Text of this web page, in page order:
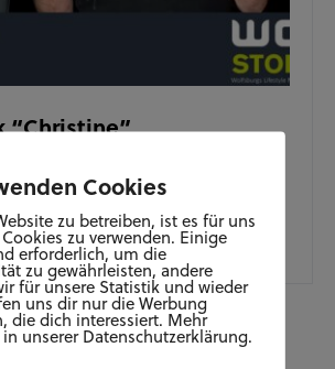
“Christine”
werden kürzer, das Laub fällt,
gute Gelegenheit um mal einen
Cookies
zu betreiben, ist es für uns
zu verwenden. Einige
erforderlich, um die
zu gewährleisten, andere
für unsere Statistik und wieder
uns dir nur die Werbung
die dich interessiert. Mehr
unserer Datenschutzerklärung.